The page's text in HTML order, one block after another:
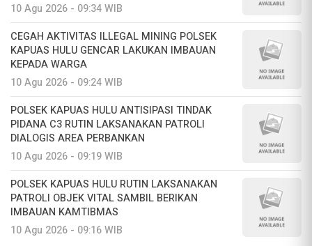
10 Agu 2026 - 09:34 WIB
CEGAH AKTIVITAS ILLEGAL MINING POLSEK
KAPUAS HULU GENCAR LAKUKAN IMBAUAN
KEPADA WARGA
10 Agu 2026 - 09:24 WIB
POLSEK KAPUAS HULU ANTISIPASI TINDAK
PIDANA C3 RUTIN LAKSANAKAN PATROLI
DIALOGIS AREA PERBANKAN
10 Agu 2026 - 09:19 WIB
POLSEK KAPUAS HULU RUTIN LAKSANAKAN
PATROLI OBJEK VITAL SAMBIL BERIKAN
IMBAUAN KAMTIBMAS
10 Agu 2026 - 09:16 WIB